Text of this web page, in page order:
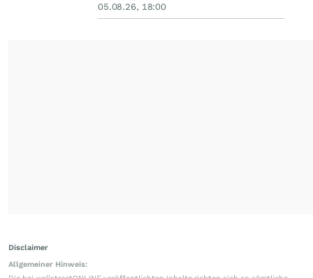
05.08.26, 18:00
Disclaimer
Allgemeiner Hinweis: